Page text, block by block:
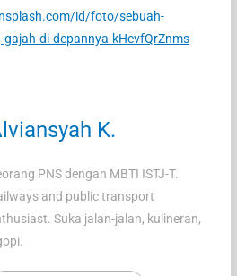
id/foto/sebuah-
di-depannya-kHcvfQrZnms
K.
PNS dengan MBTI ISTJ-T.
and public transport
Suka jalan-jalan, kulineran,